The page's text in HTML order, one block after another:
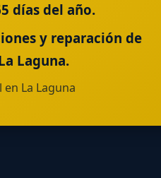
días del año.
y reparación de
Laguna.
La Laguna